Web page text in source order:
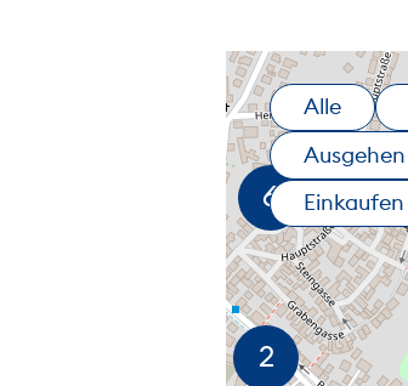
Alle
Ausgehen
Einkaufen